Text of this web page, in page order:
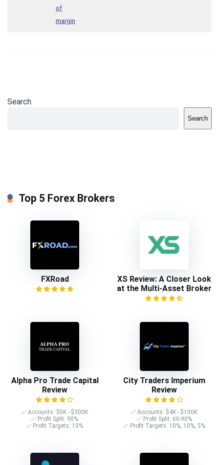
of
margin
Search
Search
Top 5 Forex Brokers
FXRoad
XS Review: A Closer Look
at the Multi-Asset Broker
Alpha Pro Trade Capital
Review
✅ Accounts: $5K - $300K
✅ Profit Split: 90%
✅ Profit Targets: 10%
City Traders Imperium
Review
✅ Accounts: $4K - $100K
✅ Profit Split: 60-90%
✅ Profit Targets: 10%, 10%, 5%